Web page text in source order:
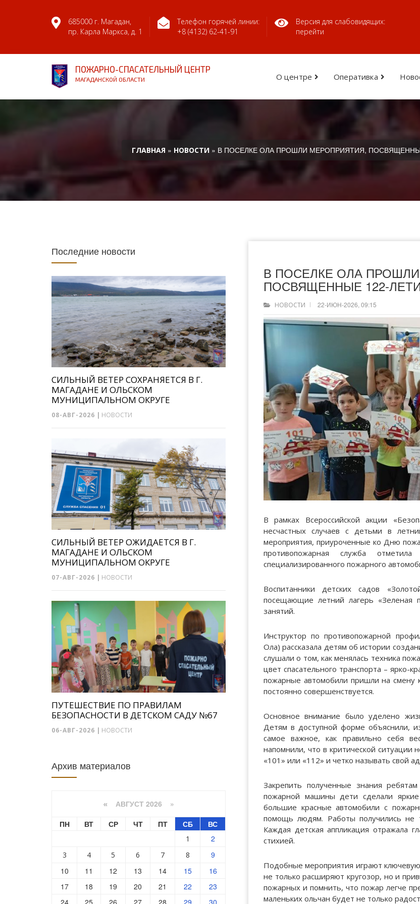
685000 г. Магадан,
пр. Карла Маркса, д. 1
Телефон горячей линии:
+8 (4132) 62-41-91
Версия для слабовидящих:
перейти
ПОЖАРНО-СПАСАТЕЛЬНЫЙ ЦЕНТР
МАГАДАНСКОЙ ОБЛАСТИ О центре Оперативка
ГЛАВНАЯ » НОВОСТИ» В ПОСЕЛКЕ ОЛА ПРОШЛИ МЕРОПРИЯТИЯ,
В ПОСЕЛКЕ ОЛА
ПОСВЯЩЕННЫЕ 122-
НОВОСТИ 22-ИЮН-2026, 09:15
В рамках Всероссийской акции
несчастных случаев с детьми в
мероприятия, приуроченные ко Дню
противопожарная служба
специализированного пожарного
Воспитанники детских садов
посещающие летний лагерь «Зеленая
занятий.
Инструктор по противопожарной
Ола) рассказала детям об истории
слушали о том, как менялась техника
цвет спасательного транспорта – ярко-
пожарные автомобили пришли на смену
постоянно совершенствуется.
Основное внимание было уделено
Детям в доступной форме объяснили,
самое важное, как правильно себя
напомнили, что в критической
«101» или «112» и четко называть свой
Закрепить полученные знания
пожарной машины дети сделали
большие красные автомобили с
помощь людям. Работы получились не
Каждая детская аппликация отражала
стихией.
Подобные мероприятия играют
не только расширяют кругозор, но и
пожарных и помнить, что пожар легче
маленьких ольчан будет не только
Последние новости
СИЛЬНЫЙ ВЕТЕР СОХРАНЯЕТСЯ В Г.
МАГАДАНЕ И ОЛЬСКОМ
МУНИЦИПАЛЬНОМ ОКРУГЕ
08-АВГ-2026 | НОВОСТИ
СИЛЬНЫЙ ВЕТЕР ОЖИДАЕТСЯ В Г.
МАГАДАНЕ И ОЛЬСКОМ
МУНИЦИПАЛЬНОМ ОКРУГЕ
07-АВГ-2026 | НОВОСТИ
ПУТЕШЕСТВИЕ ПО ПРАВИЛАМ
БЕЗОПАСНОСТИ В ДЕТСКОМ САДУ №67
06-АВГ-2026 | НОВОСТИ
Архив материалов
« АВГУСТ 2026 »
ПН
ВТ СР ЧТ ПТ СБ ВС
1 2
3 4 5 6 7 8
9
10
11 12 13 14 15
16
17
18 19 20 21 22
23
24
25 26 27 28 29 30